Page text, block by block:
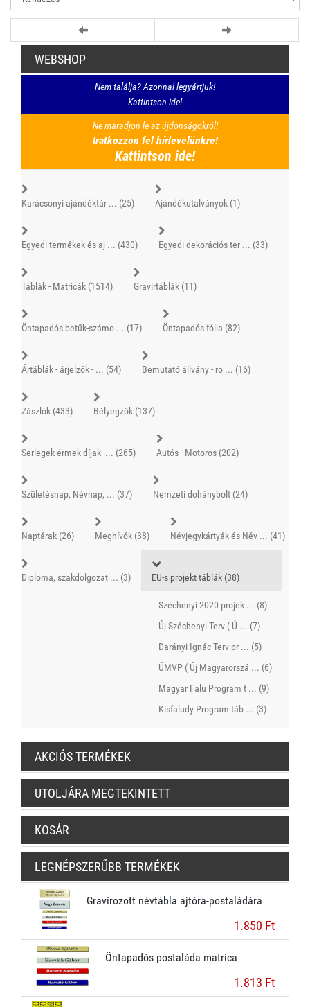
WEBSHOP
Nem találja? Azonnal legyártjuk!
Kattintson ide!
Ne maradjon le az újdonságokról!
Iratkozzon fel hírlevelünkre!
Kattintson ide!
Karácsonyi ajándéktár ... (25) Ajándékutalványok (1)
Egyedi termékek és aj ... (430) Egyedi dekorációs ter ... (33)
Táblák - Matricák (1514) Gravírtáblák (11)
Öntapadós betűk-számo ... (17) Öntapadós fólia (82)
Ártáblák - árjelzők - ... (54) Bemutató állvány - ro ... (16)
Zászlók (433) Bélyegzők (137)
Serlegek-érmek-díjak- ... (265) Autós - Motoros (202)
Születésnap, Névnap, ... (37) Nemzeti dohánybolt (24)
Naptárak (26) Meghívók (38) Névjegykártyák és Név ... (41)
Diploma, szakdolgozat ... (3) EU-s projekt táblák (38)
Széchenyi 2020 projek ... (8)
Új Széchenyi Terv ( Ú ... (7)
Darányi Ignác Terv pr ... (5)
ÚMVP ( Új Magyarorszá ... (6)
Magyar Falu Program t ... (9)
Kisfaludy Program táb ... (3)
AKCIÓS TERMÉKEK
UTOLJÁRA MEGTEKINTETT
KOSÁR
LEGNÉPSZERŰBB TERMÉKEK
Gravírozott névtábla ajtóra-postaládára
1.850 Ft
Öntapadós postaláda matrica
1.813 Ft